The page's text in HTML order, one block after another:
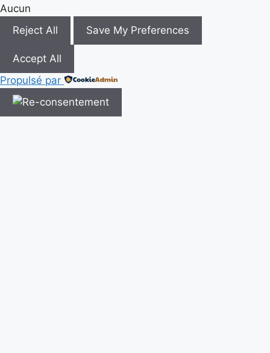
Aucun
Reject All
Save My Preferences
Accept All
Propulsé par